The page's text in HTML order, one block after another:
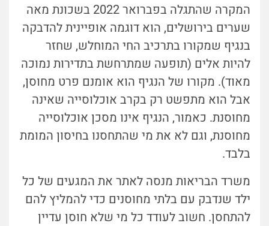
המקרה שהתגלה בפברואר 2022 בשכונת מאה
שערים בירושלים, הוא דוגמה אופיינית להדבקה
בנגיף שמקורו בתרכיב החי המוחלש, שחזר
להיות אלים (תופעה שמתרחשת בתדירות נמוכה
מאוד). מקורו של הנגיף הוא אומנם פרט מחוסן,
אבל הוא מתפשט רק בקרב אוכלוסייה שאינה
מחוסנת. כאמור, הנגיף אינו מסכן אוכלוסייה
מחוסנת, וגם לא את מי שהתחסנו בחיסון המומת
בלבד.
משרד הבריאות מנסה לאתר את המגעים של כל
ילד שנדבק עם בלתי מחוסנים כדי להמליץ להם
להתחסן. חשוב לעודד כל מי שלא חוסן עדיין